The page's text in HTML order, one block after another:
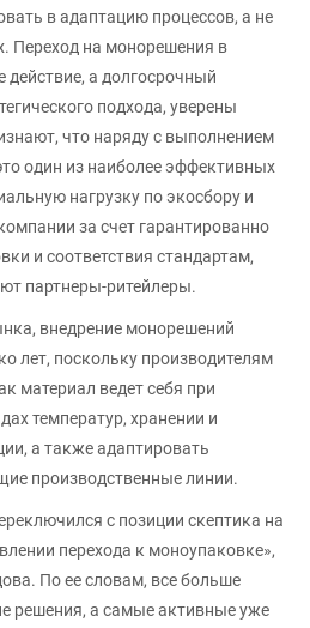
в адаптацию процессов, а не
Переход на монорешения в
действие, а долгосрочный
подхода, уверены
что наряду с выполнением
один из наиболее эффективных
нагрузку по экосбору и
за счет гарантированно
и соответствия стандартам,
партнеры-ритейлеры.
внедрение монорешений
лет, поскольку производителям
материал ведет себя при
температур, хранении и
а также адаптировать
производственные линии.
с позиции скептика на
перехода к моноупаковке»,
По ее словам, все больше
решения, а самые активные уже